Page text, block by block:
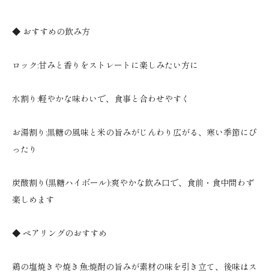
◆ おすすめの飲み方
ロック:甘みと香りをストレートに楽しみたい方に
水割り:軽やかな味わいで、食事と合わせやすく
お湯割り:黒糖の風味と米の旨みがじんわり広がる、寒い季節にぴ
ったり
炭酸割り(黒糖ハイボール):爽やかな飲み口で、食前・食中問わず
楽しめます
◆ ペアリングのおすすめ
鶏の塩焼きや焼き魚:焼酎の旨みが素材の味を引き立て、後味はス